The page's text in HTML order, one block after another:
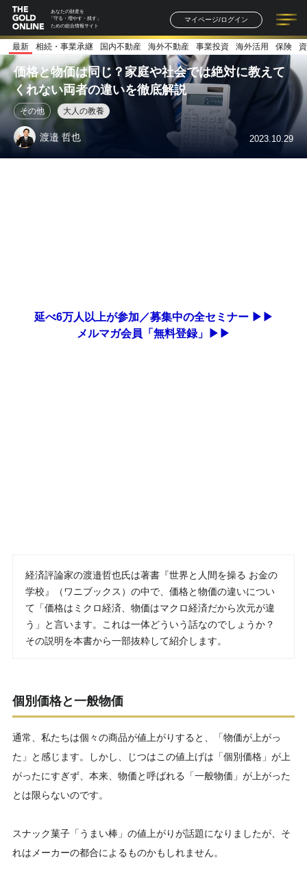
あなたの財産を
「守る・増やす・残す」
ための総合情報サイト
マイページ/ログイン
記事一覧 連載一覧
著者一覧 書籍一覧
最新 相続・事業承継 国内不動産 海外不動産 事業投資 海外活用 保険
価格と物価は同じ？家庭や社会では絶対に教えて
くれない両者の違いを徹底解説
その他 大人の教養
渡邉 哲也 2023.10.29
延べ6万人以上が参加／募集中の全セミナー ▶▶
メルマガ会員「無料登録」▶▶
経済評論家の渡邉哲也氏は著書『世界と人間を操る お金の
学校』（ワニブックス）の中で、価格と物価の違いについ
て「価格はミクロ経済、物価はマクロ経済だから次元が違
う」と言います。これは一体どういう話なのでしょうか？
その説明を本書から一部抜粋して紹介します。
個別価格と一般物価
通常、私たちは個々の商品が値上がりすると、「物価が上がっ
た」と感じます。しかし、じつはこの値上げは「個別価格」が上
がったにすぎず、本来、物価と呼ばれる「一般物価」が上がった
とは限らないのです。
スナック菓子「うまい棒」の値上がりが話題になりましたが、そ
れはメーカーの都合によるものかもしれません。